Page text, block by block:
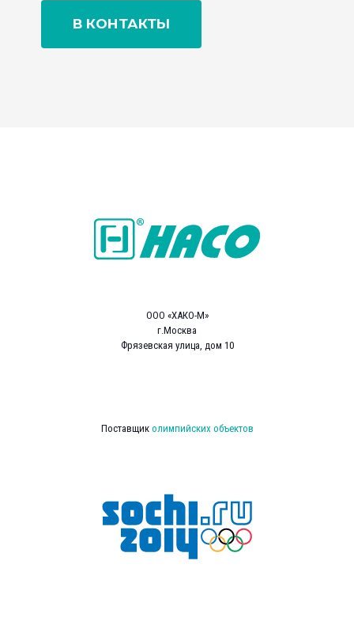
В КОНТАКТЫ
ООО «ХАКО-М»
г.Москва
Фрязевская улица, дом 10
Поставщик олимпийских объектов